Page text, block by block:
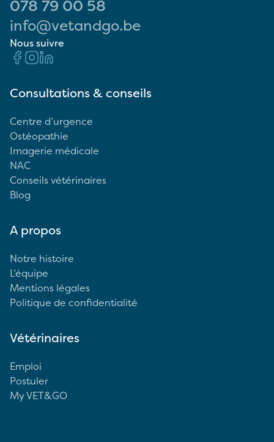
078 79 00 58
info@vetandgo.be
Nous suivre
Consultations & conseils
Centre d’urgence
Ostéopathie
Imagerie médicale
NAC
Conseils vétérinaires
Blog
A propos
Notre histoire
L’équipe
Mentions légales
Politique de confidentialité
Vétérinaires
Emploi
Postuler
My VET&GO